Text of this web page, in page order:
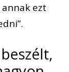
ezt